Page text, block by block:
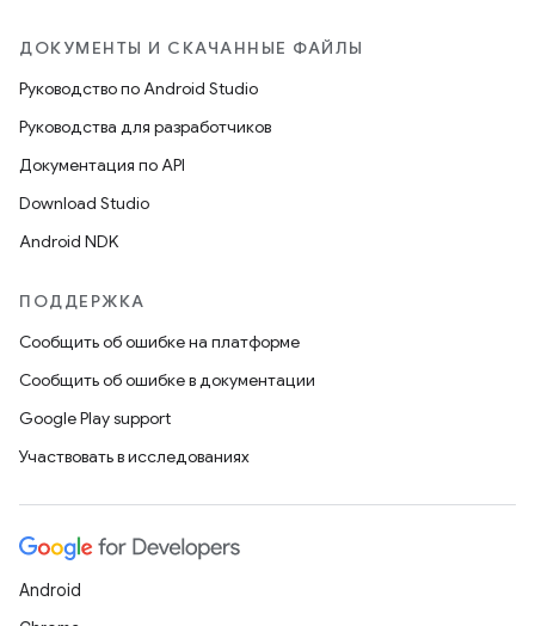
ДОКУМЕНТЫ И СКАЧАННЫЕ ФАЙЛЫ
Руководство по Android Studio
Руководства для разработчиков
Документация по API
Download Studio
Android NDK
ПОДДЕРЖКА
Сообщить об ошибке на платформе
Сообщить об ошибке в документации
Google Play support
Участвовать в исследованиях
Android